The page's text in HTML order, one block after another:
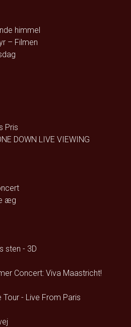
himmel
– Filmen
Pris
DOWN LIVE VIEWING
æg
sten - 3D
Concert: Viva Maastricht!
- Live From Paris